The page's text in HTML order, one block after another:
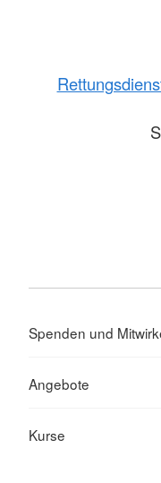
Spenden und
Angebote
Kurse